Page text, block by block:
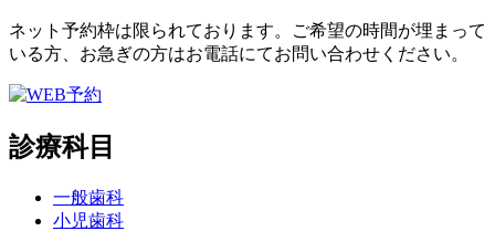
ネット予約枠は限られております。ご希望の時間が埋まって
いる方、お急ぎの方はお電話にてお問い合わせください。
診療科目
一般歯科
小児歯科